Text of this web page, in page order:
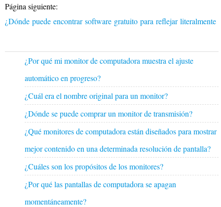
Página siguiente:
¿Dónde puede encontrar software gratuito para reflejar
¿Por qué mi monitor de computadora muestra el ajuste
automático en progreso?
¿Cuál era el nombre original para un monitor?
¿Dónde se puede comprar un monitor de transmisión?
¿Qué monitores de computadora están diseñados para mostrar
mejor contenido en una determinada resolución de pantalla?
¿Cuáles son los propósitos de los monitores?
¿Por qué las pantallas de computadora se apagan
momentáneamente?